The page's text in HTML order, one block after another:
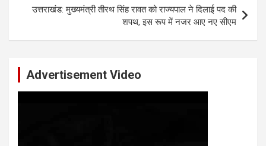
उत्तराखंड: मुख्यमंत्री तीरथ सिंह रावत को राज्यपाल ने दिलाई पद की
शपथ, इस रूप में नजर आए नए सीएम
Advertisement Video